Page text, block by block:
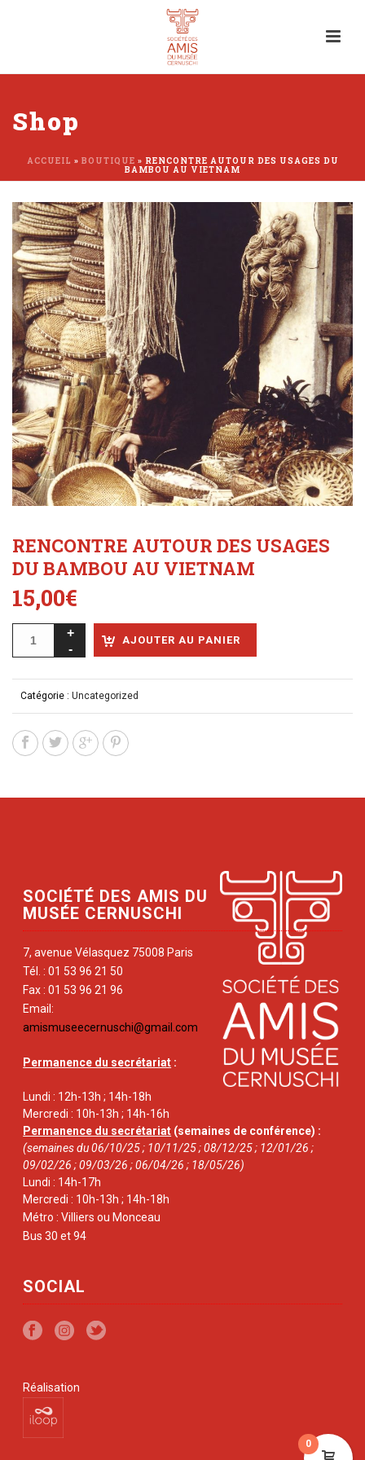
Shop
ACCUEIL » BOUTIQUE » RENCONTRE AUTOUR DES USAGES DU
BAMBOU AU VIETNAM
RENCONTRE AUTOUR DES USAGES
DU BAMBOU AU VIETNAM
15,00€
AJOUTER AU PANIER
Catégorie : Uncategorized
SOCIÉTÉ DES AMIS DU
MUSÉE CERNUSCHI
7, avenue Vélasquez 75008 Paris
Tél. : 01 53 96 21 50
Fax : 01 53 96 21 96
Email:
amismuseecernuschi@gmail.com
Permanence du secrétariat :
Lundi : 12h-13h ; 14h-18h
Mercredi : 10h-13h ; 14h-16h
Permanence du secrétariat (semaines de conférence) :
(semaines du 06/10/25 ; 10/11/25 ; 08/12/25 ; 12/01/26 ;
09/02/26 ; 09/03/26 ; 06/04/26 ; 18/05/26)
Lundi : 14h-17h
Mercredi : 10h-13h ; 14h-18h
Métro : Villiers ou Monceau
Bus 30 et 94
SOCIAL
Réalisation
0